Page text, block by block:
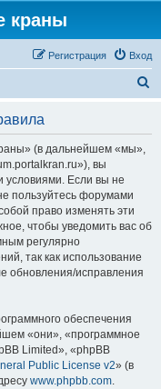
краны
Вход
Регистрация
(в дальнейшем «мы»,
вы
условиями. Если вы не
пользуйтесь форумами
право изменять эти
чтобы уведомить вас об
регулярно
так как использование
обновления/исправления
обеспечения
«они», «программное
Limited», «phpBB
Public License v2» (в
www.phpbb.com.